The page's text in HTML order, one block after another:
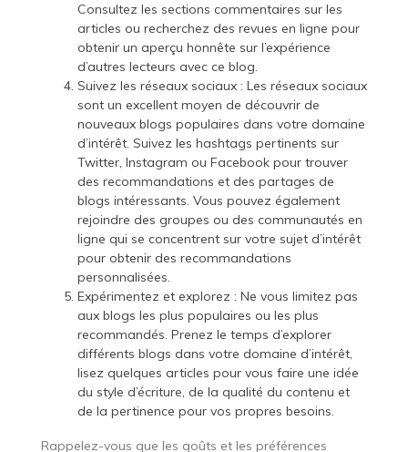
Consultez les sections commentaires sur les
articles ou recherchez des revues en ligne pour
obtenir un aperçu honnête sur l’expérience
d’autres lecteurs avec ce blog.
Suivez les réseaux sociaux : Les réseaux sociaux
sont un excellent moyen de découvrir de
nouveaux blogs populaires dans votre domaine
d’intérêt. Suivez les hashtags pertinents sur
Twitter, Instagram ou Facebook pour trouver
des recommandations et des partages de
blogs intéressants. Vous pouvez également
rejoindre des groupes ou des communautés en
ligne qui se concentrent sur votre sujet d’intérêt
pour obtenir des recommandations
personnalisées.
Expérimentez et explorez : Ne vous limitez pas
aux blogs les plus populaires ou les plus
recommandés. Prenez le temps d’explorer
différents blogs dans votre domaine d’intérêt,
lisez quelques articles pour vous faire une idée
du style d’écriture, de la qualité du contenu et
de la pertinence pour vos propres besoins.
Rappelez-vous que les goûts et les préférences